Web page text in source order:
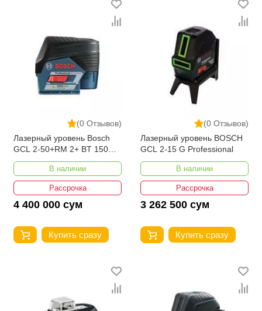
(0 Отзывов)
Лазерный уровень Bosch
GCL 2-50+RM 2+ BT 150
(carton)
В наличии
Рассрочка
4 400 000 сум
Купить сразу
(0 Отзывов)
Лазерный уровень BOSCH
GCL 2-15 G Professional
В наличии
Рассрочка
3 262 500 сум
Купить сразу